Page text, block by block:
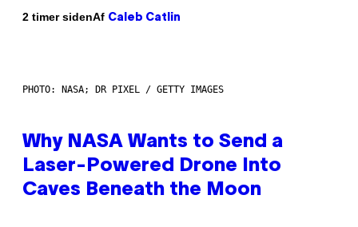
2 timer sidenAf Caleb Catlin
PHOTO: NASA; DR PIXEL / GETTY IMAGES
Why NASA Wants to Send a
Laser-Powered Drone Into
Caves Beneath the Moon